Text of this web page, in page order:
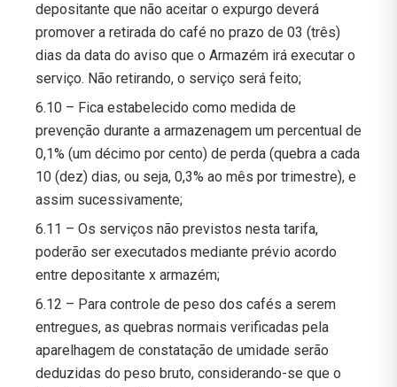
depositante que não aceitar o expurgo deverá
promover a retirada do café no prazo de 03 (três)
dias da data do aviso que o Armazém irá executar o
serviço. Não retirando, o serviço será feito;
6.10 – Fica estabelecido como medida de
prevenção durante a armazenagem um percentual de
0,1% (um décimo por cento) de perda (quebra a cada
10 (dez) dias, ou seja, 0,3% ao mês por trimestre), e
assim sucessivamente;
6.11 – Os serviços não previstos nesta tarifa,
poderão ser executados mediante prévio acordo
entre depositante x armazém;
6.12 – Para controle de peso dos cafés a serem
entregues, as quebras normais verificadas pela
aparelhagem de constatação de umidade serão
deduzidas do peso bruto, considerando-se que o